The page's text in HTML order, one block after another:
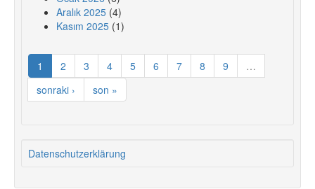
Aralık 2025 (4)
Kasım 2025 (1)
1 2 3 4 5 6 7 8 9
…
sonraki ›
son »
Datenschutzerklärung